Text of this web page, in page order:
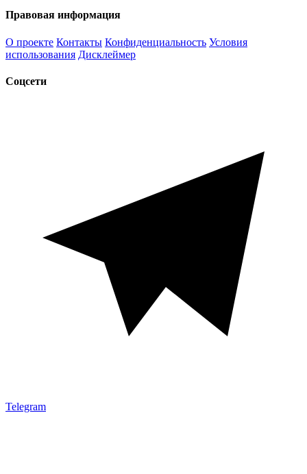
Правовая информация
О проекте Контакты Конфиденциальность Условия
использования Дисклеймер
Соцсети
Telegram